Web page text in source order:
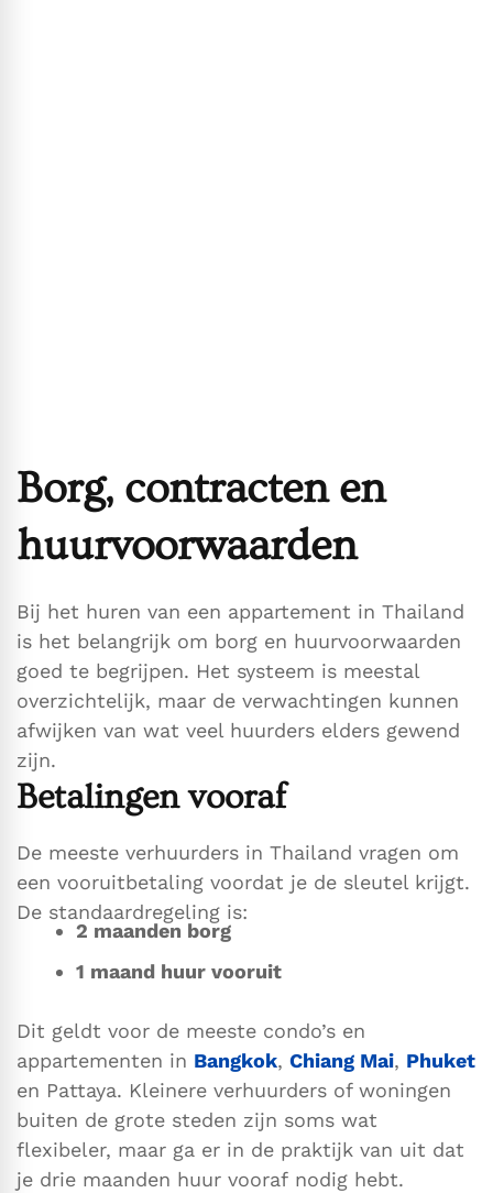
Borg, contracten en
huurvoorwaarden
Bij het huren van een appartement in Thailand
is het belangrijk om borg en huurvoorwaarden
goed te begrijpen. Het systeem is meestal
overzichtelijk, maar de verwachtingen kunnen
afwijken van wat veel huurders elders gewend
zijn.
Betalingen vooraf
De meeste verhuurders in Thailand vragen om
een vooruitbetaling voordat je de sleutel krijgt.
De standaardregeling is:
2 maanden borg
1 maand huur vooruit
Dit geldt voor de meeste condo’s en
appartementen in Bangkok, Chiang Mai, Phuket
en Pattaya. Kleinere verhuurders of woningen
buiten de grote steden zijn soms wat
flexibeler, maar ga er in de praktijk van uit dat
je drie maanden huur vooraf nodig hebt.